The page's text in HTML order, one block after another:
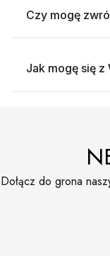
Czy mogę
Jak mogę się z
Dołącz do grona